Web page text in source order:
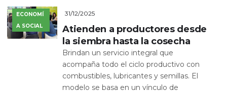
ECONOMÍ
A SOCIAL
31/12/2025
Atienden a productores desde
la siembra hasta la cosecha
Brindan un servicio integral que
acompaña todo el ciclo productivo con
combustibles, lubricantes y semillas. El
modelo se basa en un vínculo de